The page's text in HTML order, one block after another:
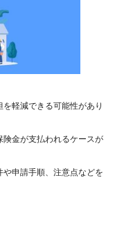
軽減できる可能性があり
金が支払われるケースが
申請手順、注意点などを